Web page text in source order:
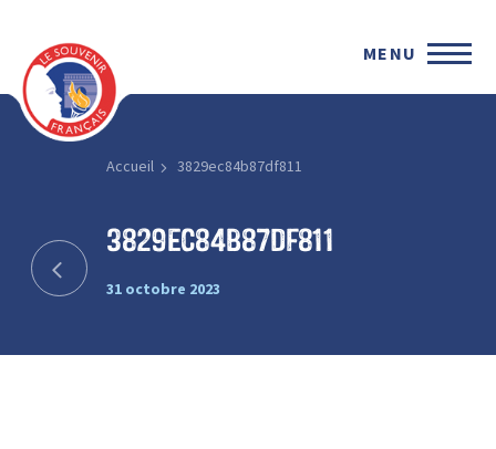
MENU
Accueil 3829ec84b87df811
3829ec84b87df811
31 octobre 2023